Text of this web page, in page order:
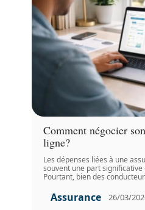
Comment négocier
ligne?
Les dépenses liées à une
souvent une part
Pourtant, bien des
Assurance 26/03/